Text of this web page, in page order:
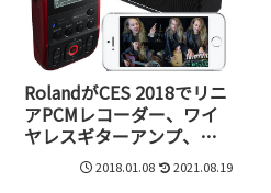
RolandがCES 2018でリニ
アPCMレコーダー、ワイ
ヤレスギターアンプ、多
重録画アプリを発表！
2018.01.08 2021.08.19